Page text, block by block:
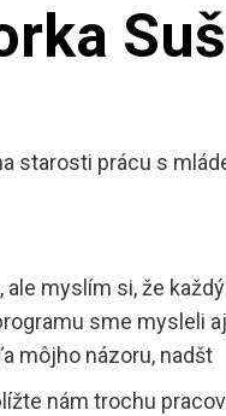
starosti prácu s
myslím si, že
sme mysleli
môjho názoru, nadšt
nám trochu